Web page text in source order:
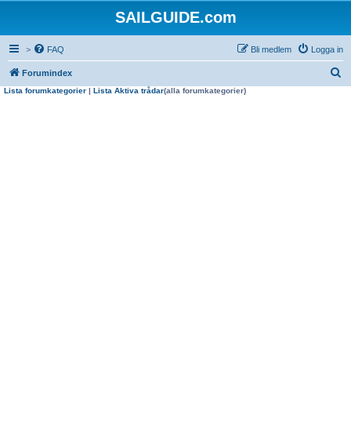
SAILGUIDE.com
> FAQ Logga in
Bli medlem
Forumindex
Lista forumkategorier | Lista Aktiva trådar(alla forumkategorier)